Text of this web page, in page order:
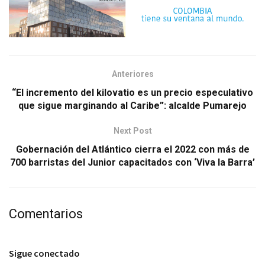
Anteriores
“El incremento del kilovatio es un precio especulativo
que sigue marginando al Caribe”: alcalde Pumarejo
Next Post
Gobernación del Atlántico cierra el 2022 con más de
700 barristas del Junior capacitados con ‘Viva la Barra’
Comentarios
Sigue conectado